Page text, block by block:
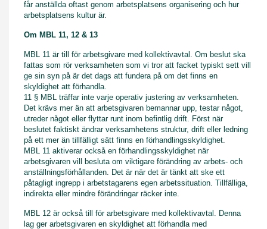
får anställda oftast genom arbetsplatsens organisering och hur
arbetsplatsens kultur är.
Om MBL 11, 12 & 13
MBL 11 är till för arbetsgivare med kollektivavtal. Om beslut ska
fattas som rör verksamheten som vi tror att facket typiskt sett vill
ge sin syn på är det dags att fundera på om det finns en
skyldighet att förhandla.
11 § MBL träffar inte varje operativ justering av verksamheten.
Det krävs mer än att arbetsgivaren bemannar upp, testar något,
utreder något eller flyttar runt inom befintlig drift. Först när
beslutet faktiskt ändrar verksamhetens struktur, drift eller ledning
på ett mer än tillfälligt sätt finns en förhandlingsskyldighet.
MBL 11 aktiverar också en förhandlingsskyldighet när
arbetsgivaren vill besluta om viktigare förändring av arbets- och
anställningsförhållanden. Det är när det är tänkt att ske ett
påtagligt ingrepp i arbetstagarens egen arbetssituation. Tillfälliga,
indirekta eller mindre förändringar räcker inte.
MBL 12 är också till för arbetsgivare med kollektivavtal. Denna
lag ger arbetsgivaren en skyldighet att förhandla med